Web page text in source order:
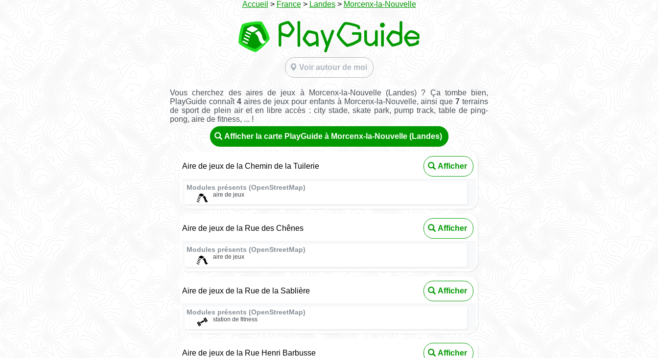
Accueil > France> Landes> Morcenx-la-Nouvelle
Voir autour de moi
Vous cherchez des aires de jeux à Morcenx-la-Nouvelle (Landes) ? Ça tombe bien,
PlayGuide connaît 4aires de jeux pour enfants à Morcenx-la-Nouvelle, ainsi que7 terrains
de sport de plein air et en libre accès : city stade, skate park, pump track, table de ping-
pong, aire de fitness, ... !
Afficher la carte PlayGuide à Morcenx-la-Nouvelle (Landes)
Aire de jeux de la Chemin de la Tuilerie Afficher
Modules présents (OpenStreetMap)
aire de jeux
Aire de jeux de la Rue des Chênes Afficher
Modules présents (OpenStreetMap)
aire de jeux
Aire de jeux de la Rue de la Sablière Afficher
Modules présents (OpenStreetMap)
station de fitness
Aire de jeux de la Rue Henri Barbusse Afficher